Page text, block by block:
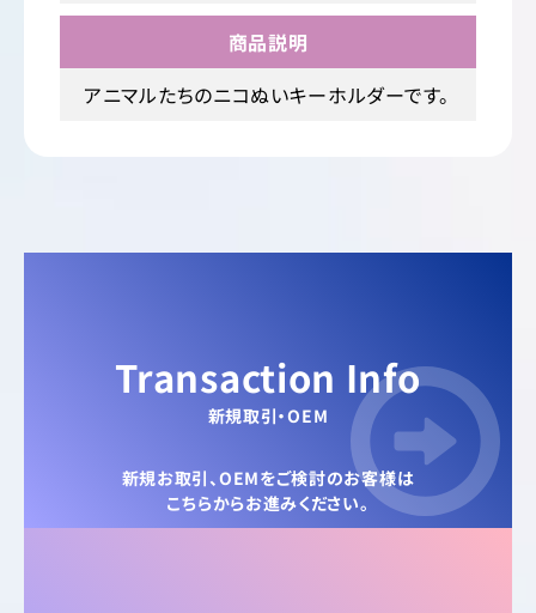
商品説明
アニマルたちのニコぬいキーホルダーです。
Transaction Info
新規取引・OEM
新規お取引、OEMをご検討のお客様は
こちらからお進みください。